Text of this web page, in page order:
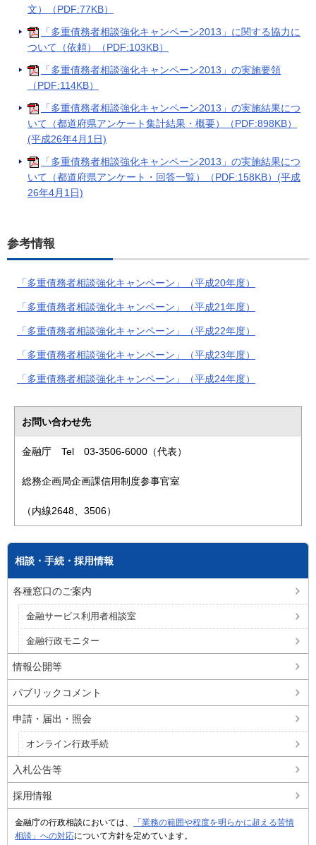
文）（PDF:77KB）
「多重債務者相談強化キャンペーン2013」に関する協力に
ついて（依頼）（PDF:103KB）
「多重債務者相談強化キャンペーン2013」の実施要領
（PDF:114KB）
「多重債務者相談強化キャンペーン2013」の実施結果につ
いて（都道府県アンケート集計結果・概要）（PDF:898KB）
(平成26年4月1日)
「多重債務者相談強化キャンペーン2013」の実施結果につ
いて（都道府県アンケート・回答一覧）（PDF:158KB）(平成
26年4月1日)
参考情報
「多重債務者相談強化キャンペーン」（平成20年度）
「多重債務者相談強化キャンペーン」（平成21年度）
「多重債務者相談強化キャンペーン」（平成22年度）
「多重債務者相談強化キャンペーン」（平成23年度）
「多重債務者相談強化キャンペーン」（平成24年度）
お問い合わせ先
金融庁 Tel 03-3506-6000（代表）
総務企画局企画課信用制度参事官室
（内線2648、3506）
相談・手続・採用情報
各種窓口のご案内
金融サービス利用者相談室
金融行政モニター
情報公開等
パブリックコメント
申請・届出・照会
オンライン行政手続
入札公告等
採用情報
金融庁の行政相談においては、
「業務の範囲や程度を明らかに超える苦情
相談」への対応について方針を定めています。